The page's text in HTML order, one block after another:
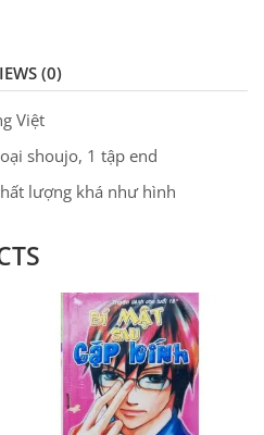
(0)
Việt
shoujo, 1 tập end
lượng khá như hình